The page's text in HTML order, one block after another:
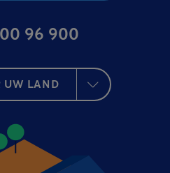
96 900
UW LAND